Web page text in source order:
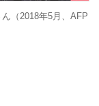
（2018年5月、AFP